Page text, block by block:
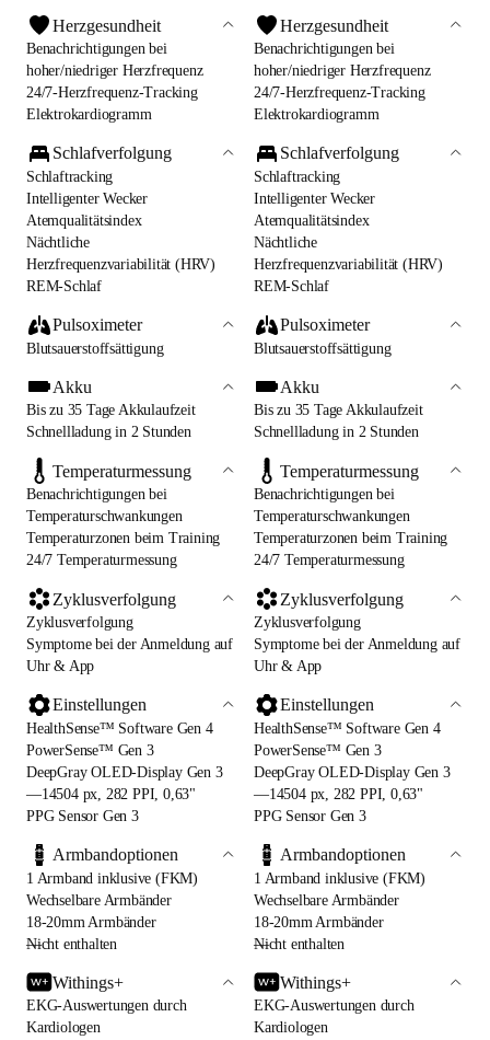
Herzgesundheit
Benachrichtigungen bei
hoher/niedriger Herzfrequenz
24/7-Herzfrequenz-Tracking
Elektrokardiogramm
Schlafverfolgung
Schlaftracking
Intelligenter Wecker
Atemqualitätsindex
Nächtliche
Herzfrequenzvariabilität (HRV)
REM-Schlaf
Pulsoximeter
Blutsauerstoffsättigung
Akku
Bis zu 35 Tage Akkulaufzeit
Schnellladung in 2 Stunden
Temperaturmessung
Benachrichtigungen bei
Temperaturschwankungen
Temperaturzonen beim Training
24/7 Temperaturmessung
Zyklusverfolgung
Zyklusverfolgung
Symptome bei der Anmeldung auf
Uhr & App
Einstellungen
HealthSense™ Software Gen 4
PowerSense™ Gen 3
DeepGray OLED-Display Gen 3
—14504 px, 282 PPI, 0,63"
PPG Sensor Gen 3
Armbandoptionen
1 Armband inklusive (FKM)
Wechselbare Armbänder
18-20mm Armbänder
—
Nicht enthalten
Withings+
EKG-Auswertungen durch
Kardiologen
Herzgesundheit
Benachrichtigungen bei
hoher/niedriger Herzfrequenz
24/7-Herzfrequenz-Tracking
Elektrokardiogramm
Schlafverfolgung
Schlaftracking
Intelligenter Wecker
Atemqualitätsindex
Nächtliche
Herzfrequenzvariabilität (HRV)
REM-Schlaf
Pulsoximeter
Blutsauerstoffsättigung
Akku
Bis zu 35 Tage Akkulaufzeit
Schnellladung in 2 Stunden
Temperaturmessung
Benachrichtigungen bei
Temperaturschwankungen
Temperaturzonen beim Training
24/7 Temperaturmessung
Zyklusverfolgung
Zyklusverfolgung
Symptome bei der Anmeldung auf
Uhr & App
Einstellungen
HealthSense™ Software Gen 4
PowerSense™ Gen 3
DeepGray OLED-Display Gen 3
—14504 px, 282 PPI, 0,63"
PPG Sensor Gen 3
Armbandoptionen
1 Armband inklusive (FKM)
Wechselbare Armbänder
18-20mm Armbänder
—
Nicht enthalten
Withings+
EKG-Auswertungen durch
Kardiologen